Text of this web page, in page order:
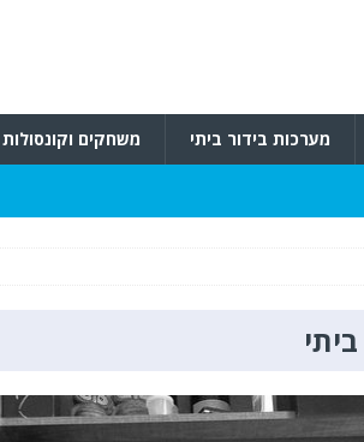
מערכות בידור ביתי משחקים וקונסולות